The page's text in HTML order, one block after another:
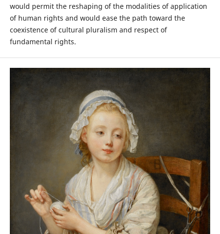
would permit the reshaping of the modalities of application
of human rights and would ease the path toward the
coexistence of cultural pluralism and respect of
fundamental rights.